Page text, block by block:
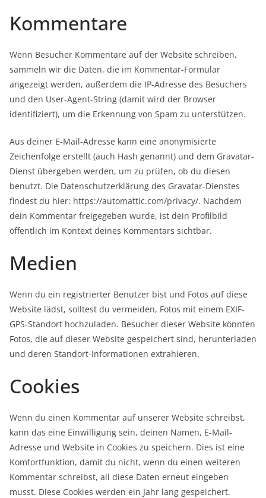
Kommentare
Wenn Besucher Kommentare auf der Website schreiben,
sammeln wir die Daten, die im Kommentar-Formular
angezeigt werden, außerdem die IP-Adresse des Besuchers
und den User-Agent-String (damit wird der Browser
identifiziert), um die Erkennung von Spam zu unterstützen.
Aus deiner E-Mail-Adresse kann eine anonymisierte
Zeichenfolge erstellt (auch Hash genannt) und dem Gravatar-
Dienst übergeben werden, um zu prüfen, ob du diesen
benutzt. Die Datenschutzerklärung des Gravatar-Dienstes
findest du hier: https://automattic.com/privacy/. Nachdem
dein Kommentar freigegeben wurde, ist dein Profilbild
öffentlich im Kontext deines Kommentars sichtbar.
Medien
Wenn du ein registrierter Benutzer bist und Fotos auf diese
Website lädst, solltest du vermeiden, Fotos mit einem EXIF-
GPS-Standort hochzuladen. Besucher dieser Website könnten
Fotos, die auf dieser Website gespeichert sind, herunterladen
und deren Standort-Informationen extrahieren.
Cookies
Wenn du einen Kommentar auf unserer Website schreibst,
kann das eine Einwilligung sein, deinen Namen, E-Mail-
Adresse und Website in Cookies zu speichern. Dies ist eine
Komfortfunktion, damit du nicht, wenn du einen weiteren
Kommentar schreibst, all diese Daten erneut eingeben
musst. Diese Cookies werden ein Jahr lang gespeichert.